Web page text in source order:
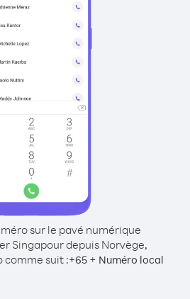
sur le pavé numérique
Singapour depuis Norvège,
comme suit :+65 + Numéro local